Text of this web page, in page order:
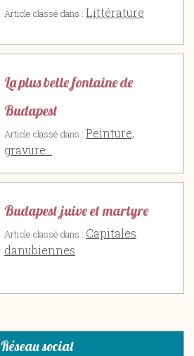
Article classé dans :Littérature
La plus belle fontaine de
Budapest
Article classé dans :Peinture,
gravure...
Budapest juive et martyre
Article classé dans : Capitales
danubiennes
Réseau social